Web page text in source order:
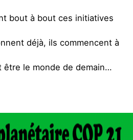
bout à bout ces initiatives
déjà, ils commencent à
être le monde de demain…